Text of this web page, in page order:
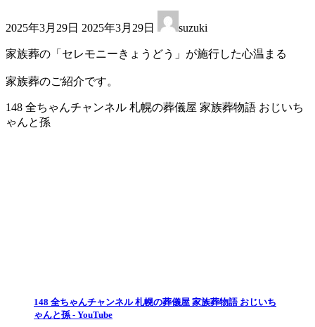
2025年3月29日 終
新
日
時
:
2025年3月29日 suzuki
家族葬の「セレモニーきょうどう」が施行した心温まる
家族葬のご紹介です。
148 全ちゃんチャンネル 札幌の葬儀屋 家族葬物語 おじいち
ゃんと孫
148 全ちゃんチャンネル 札幌の葬儀屋 家族葬物語 おじいち
ゃんと孫 - YouTube